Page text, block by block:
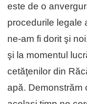
este de o
procedurile legale
ne-am fi dorit şi
şi la momentul
cetăţenilor din
apă. Demonstrăm